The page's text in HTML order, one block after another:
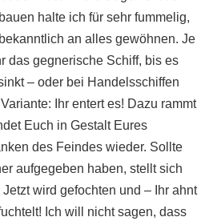
halte ich für sehr fummelig,
an alles gewöhnen. Je
das gegnerische Schiff, bis es
– oder bei Handelsschiffen
Ihr entert es! Dazu rammt
Euch in Gestalt Eures
des Feindes wieder. Sollte
aufgegeben haben, stellt sich
wird gefochten und – Ihr ahnt
Ich will nicht sagen, dass